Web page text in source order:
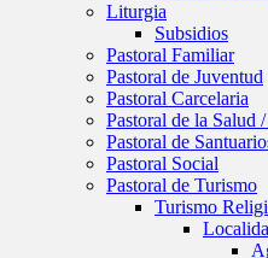
Liturgia
Subsidios
Pastoral Familiar
Pastoral de Juventud
Pastoral Carcelaria
Pastoral de la Salud
Pastoral de
Pastoral Social
Pastoral de Turismo
Turismo